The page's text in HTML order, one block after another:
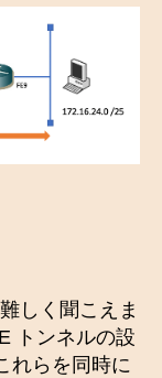
しく聞こえま
トンネルの設
れらを同時に